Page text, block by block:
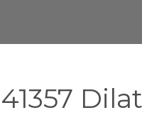
41357